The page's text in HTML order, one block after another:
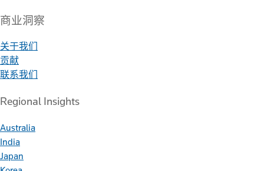
商业洞察
关于我们
贡献
联系我们
Regional Insights
Australia
India
Japan